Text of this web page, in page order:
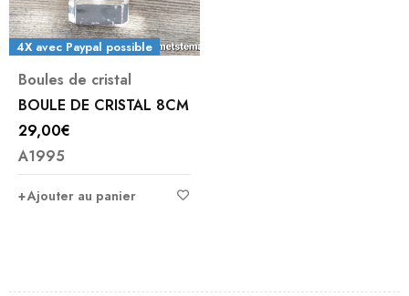
4X avec Paypal possible
Boules de cristal
BOULE DE CRISTAL 8CM
29,00€
A1995
Ajouter au panier